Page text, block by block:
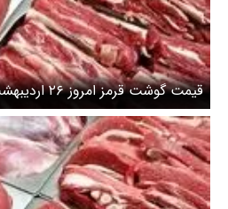
گوسفندی کیلویی چند؟ + جدول